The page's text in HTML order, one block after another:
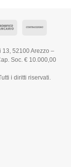
13, 52100 Arezzo –
Soc. € 10.000,00
i diritti riservati.